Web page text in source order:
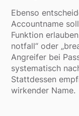
Ebenso
Accountname
Funktion
notfall“ oder
Angreifer bei
systematisch
Stattdessen
wirkender Name.